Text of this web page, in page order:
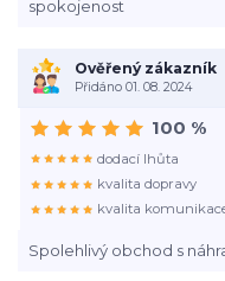
spokojenost
Ověřený zákazník
Přidáno 01. 08. 2024
Spolehlivý obchod s
100 %
dodací lhůta
kvalita dopravy
kvalita